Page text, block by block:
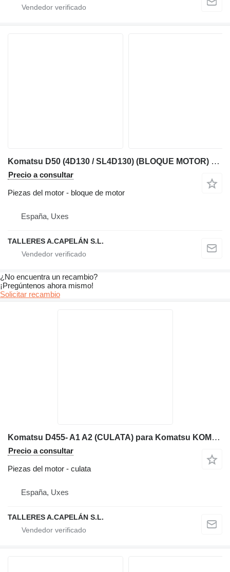
Komatsu D50 (4D130 / SL4D130) (BLOQUE MOTOR) bloque de motor para Komatsu D50 bulldozer
Precio a consultar
Piezas del motor - bloque de motor
España, Uxes
TALLERES A.CAPELÁN S.L.
¿No encuentra un recambio?
¡Pregúntenos ahora mismo!
Solicitar recambio
Komatsu D455- A1 A2 (CULATA) para Komatsu KOMATSU D455 / D460 / D465 / D680 / D780 bulldozer
Precio a consultar
Piezas del motor - culata
España, Uxes
TALLERES A.CAPELÁN S.L.